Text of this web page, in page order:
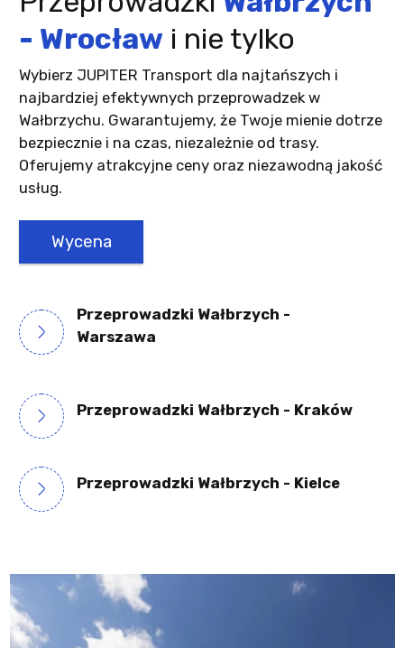
- Wrocław i nie tylko
Wybierz JUPITER Transport dla najtańszych i
najbardziej efektywnych przeprowadzek w
Wałbrzychu. Gwarantujemy, że Twoje mienie dotrze
bezpiecznie i na czas, niezależnie od trasy.
Oferujemy atrakcyjne ceny oraz niezawodną jakość
usług.
Wycena
Przeprowadzki Wałbrzych -
Warszawa
Przeprowadzki Wałbrzych - Kraków
Przeprowadzki Wałbrzych - Kielce